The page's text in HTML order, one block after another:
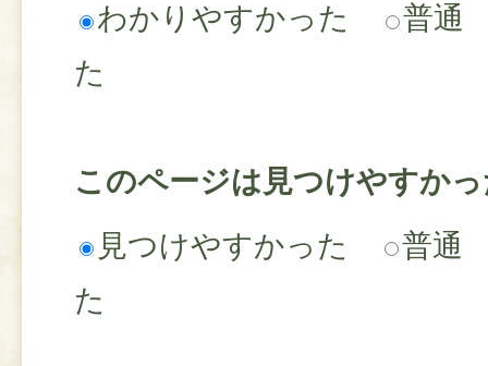
わかりやすかった
普通
た
このページは見つけやすか
見つけやすかった
普通
た